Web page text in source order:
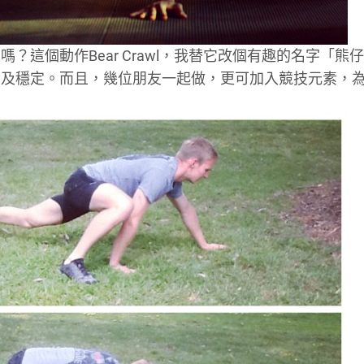
？這個動作Bear Crawl，我替它改個有趣的名字「熊仔
穩定。而且，幾位朋友一起做，更可加入競技元素，